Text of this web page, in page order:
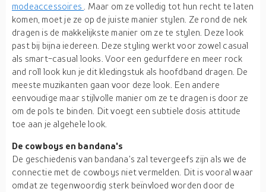
modeaccessoires
. Maar om ze volledig tot hun recht te laten
komen, moet je ze op de juiste manier stylen. Ze rond de nek
dragen is de makkelijkste manier om ze te stylen. Deze look
past bij bijna iedereen. Deze styling werkt voor zowel casual
als smart-casual looks. Voor een gedurfdere en meer rock
and roll look kun je dit kledingstuk als hoofdband dragen. De
meeste muzikanten gaan voor deze look. Een andere
eenvoudige maar stijlvolle manier om ze te dragen is door ze
om de pols te binden. Dit voegt een subtiele dosis attitude
toe aan je algehele look.
De cowboys en bandana's
De geschiedenis van bandana's zal tevergeefs zijn als we de
connectie met de cowboys niet vermelden. Dit is vooral waar
omdat ze tegenwoordig sterk beïnvloed worden door de